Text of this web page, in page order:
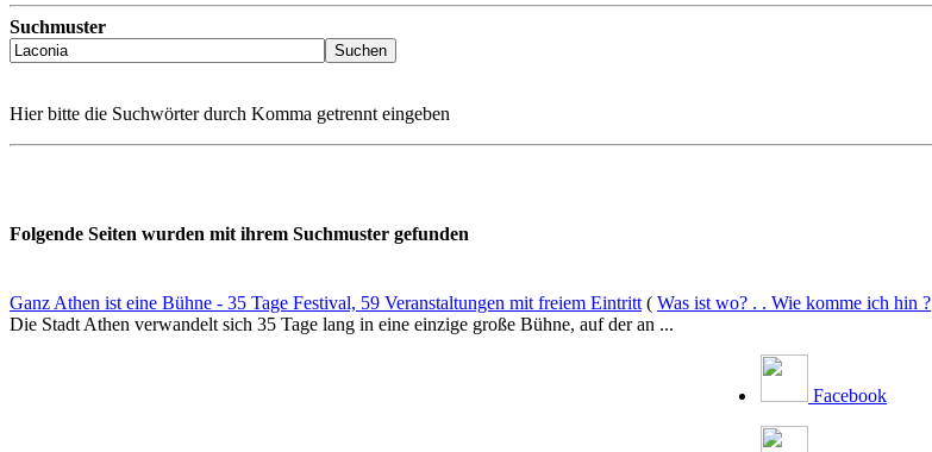
Suchmuster
Hier bitte die Suchwörter durch Komma getrennt eingeben
Folgende Seiten wurden mit ihrem Suchmuster gefunden
Ganz Athen ist eine Bühne - 35 Tage Festival, 59 Veranstaltungen mit freiem Eintritt ( Was ist wo? . . Wie komme ich hin ?
Die Stadt Athen verwandelt sich 35 Tage lang in eine einzige große Bühne, auf der an ...
Facebook